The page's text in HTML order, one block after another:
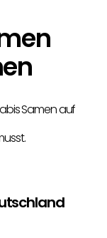
Samen auf